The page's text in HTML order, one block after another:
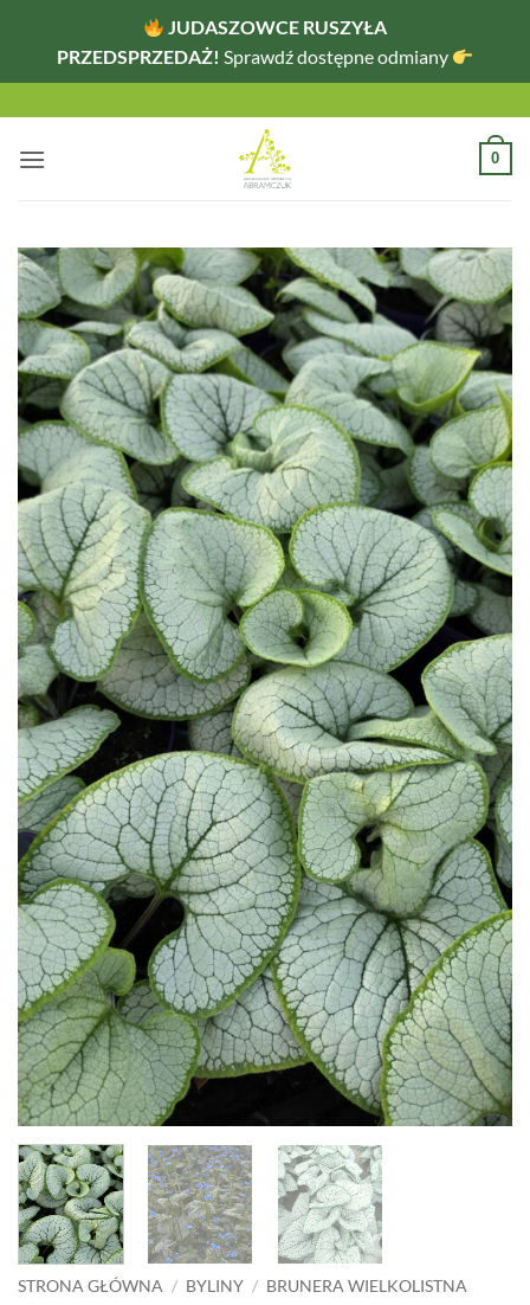
JUDASZOWCE RUSZYŁA
PRZEDSPRZEDAŻ! Sprawdź dostępne odmiany
zawartości
0
STRONA GŁÓWNA / BYLINY / BRUNERA WIELKOLISTNA